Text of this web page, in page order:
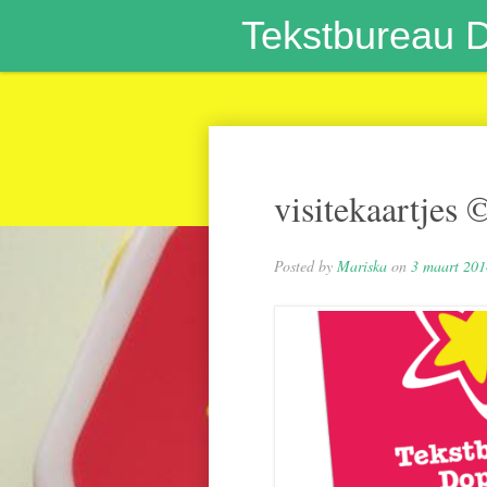
Tekstbureau
visitekaartjes
Posted by Mariska on 3 maart